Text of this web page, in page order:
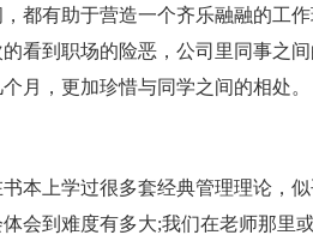
都有助于营造一个齐乐融融的工
看到职场的险恶，公司里同事之
月，更加珍惜与同学之间的相处。
本上学过很多套经典管理理论，
会到难度有多大;我们在老师那里